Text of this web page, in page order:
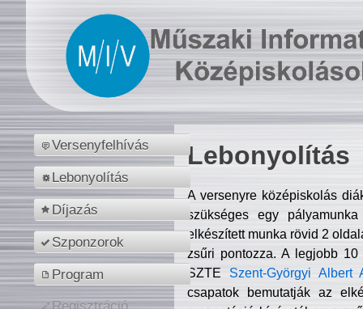
Versenyfelhívás
Lebonyolítás
Díjazás
Szponzorok
Program
Lebonyolítás
A versenyre középiskolás
szükséges egy
elkészített munka rövid 2
zsűri pontozza. A legjobb
SZTE Szent-Györgyi Albert
csapatok bemutatják az